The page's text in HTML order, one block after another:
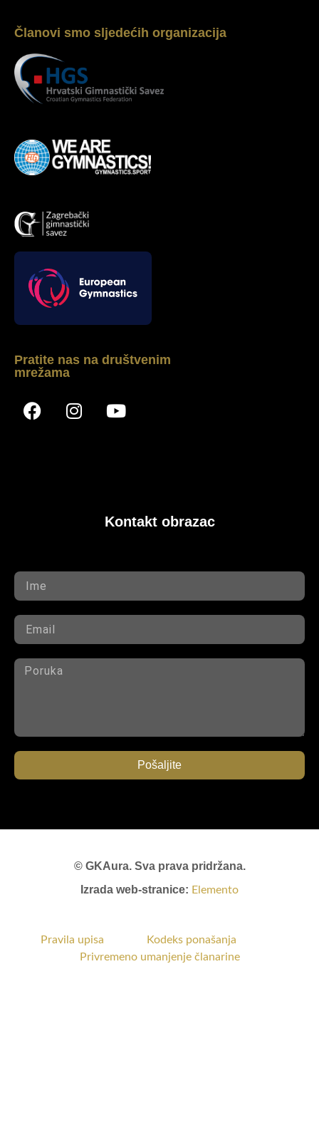
Članovi smo sljedećih organizacija
Pratite nas na društvenim
mrežama
Kontakt obrazac
Pošaljite
© GKAura. Sva prava pridržana.
Izrada web-stranice: Elemento
Pravila upisa
Kodeks ponašanja
Privremeno umanjenje članarine